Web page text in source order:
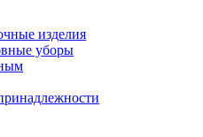
изделия
уборы